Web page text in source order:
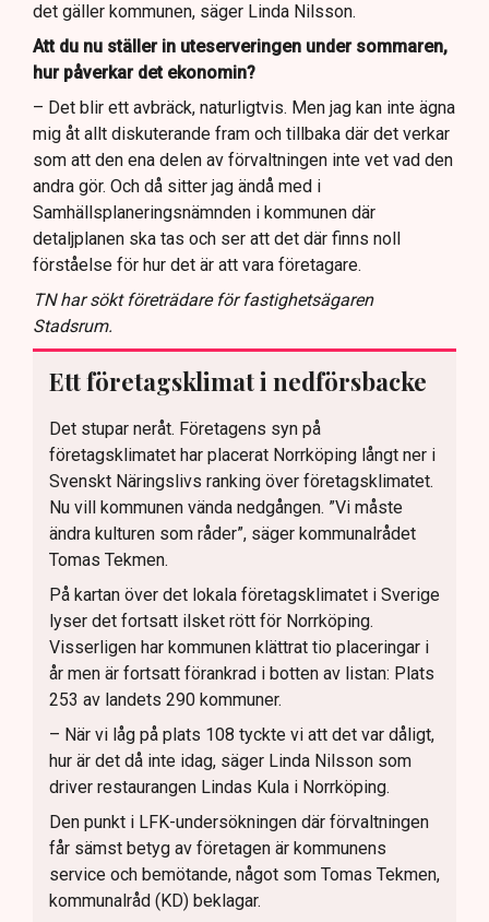
det gäller kommunen, säger Linda Nilsson.
Att du nu ställer in uteserveringen under sommaren,
hur påverkar det ekonomin?
– Det blir ett avbräck, naturligtvis. Men jag kan inte ägna
mig åt allt diskuterande fram och tillbaka där det verkar
som att den ena delen av förvaltningen inte vet vad den
andra gör. Och då sitter jag ändå med i
Samhällsplaneringsnämnden i kommunen där
detaljplanen ska tas och ser att det där finns noll
förståelse för hur det är att vara företagare.
TN har sökt företrädare för fastighetsägaren
Stadsrum.
Ett företagsklimat i nedförsbacke
Det stupar neråt. Företagens syn på
företagsklimatet har placerat Norrköping långt ner i
Svenskt Näringslivs ranking över företagsklimatet.
Nu vill kommunen vända nedgången. ”Vi måste
ändra kulturen som råder”, säger kommunalrådet
Tomas Tekmen.
På kartan över det lokala företagsklimatet i Sverige
lyser det fortsatt ilsket rött för Norrköping.
Visserligen har kommunen klättrat tio placeringar i
år men är fortsatt förankrad i botten av listan: Plats
253 av landets 290 kommuner.
– När vi låg på plats 108 tyckte vi att det var dåligt,
hur är det då inte idag, säger Linda Nilsson som
driver restaurangen Lindas Kula i Norrköping.
Den punkt i LFK-undersökningen där förvaltningen
får sämst betyg av företagen är kommunens
service och bemötande, något som Tomas Tekmen,
kommunalråd (KD) beklagar.